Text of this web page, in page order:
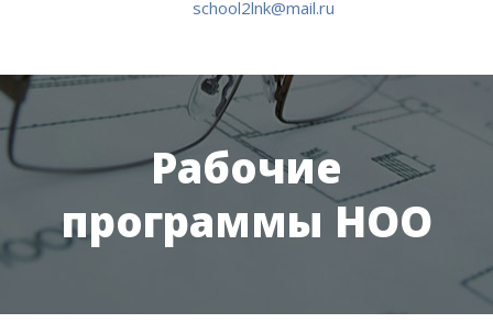
school2lnk@mail.ru
Рабочие
программы НОО